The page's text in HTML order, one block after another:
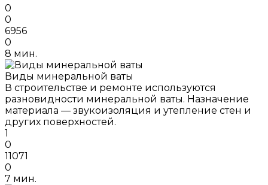
0
0
6956
0
8 мин.
Виды минеральной ваты
В строительстве и ремонте используются
разновидности минеральной ваты. Назначение
материала — звукоизоляция и утепление стен и
других поверхностей.
1
0
11071
0
7 мин.